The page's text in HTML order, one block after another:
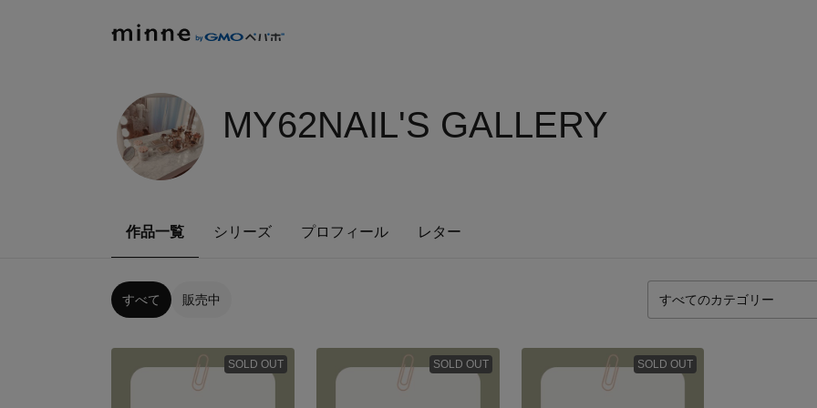
MY62NAIL'S GALLERY
作品一覧 シリーズ プロフィール レター
すべて 販売中
SOLD OUT SOLD OUT SOLD OUT